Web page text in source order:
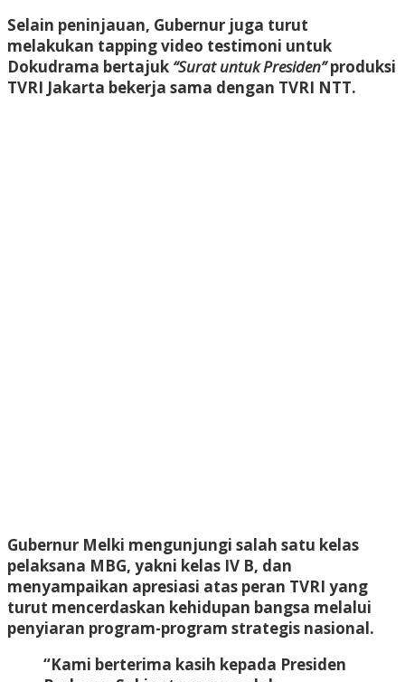
Selain peninjauan, Gubernur juga turut
melakukan tapping video testimoni untuk
Dokudrama bertajuk “Surat untuk Presiden”produksi
TVRI Jakarta bekerja sama dengan TVRI NTT.
Gubernur Melki mengunjungi salah satu kelas
pelaksana MBG, yakni kelas IV B, dan
menyampaikan apresiasi atas peran TVRI yang
turut mencerdaskan kehidupan bangsa melalui
penyiaran program-program strategis nasional.
“Kami berterima kasih kepada Presiden